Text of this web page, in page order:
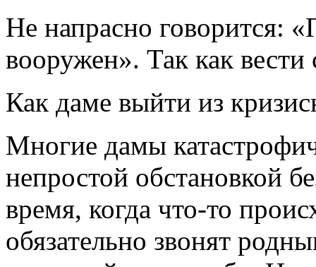
Не напрасно говорится:
вооружен». Так как вести
Как даме выйти из
Многие дамы
непростой обстановкой
время, когда что-то
обязательно звонят